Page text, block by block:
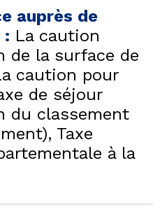
auprès de
: La caution
la surface de
caution pour
de séjour
du classement
Taxe
à la